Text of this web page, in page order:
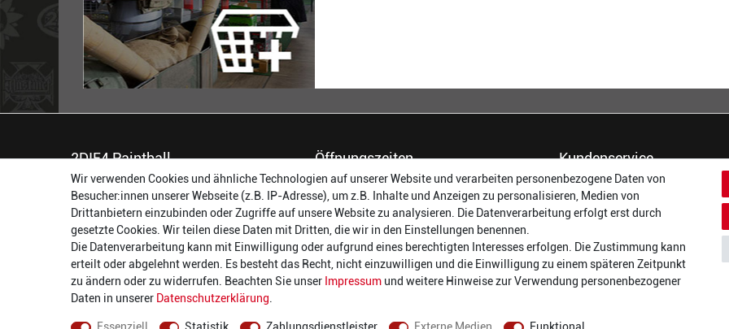
2DIE4 Paintball
56457 Westerburg
Reinhold-Ferger-Straße 26
order@2die4-sports.com
0 26 63/ 9 68 69 37
Öffnungszeiten
Montag:
14:00 - 17:00 Uhr
Dienstag:
14:00 - 17:00 Uhr
Mittwoch:
14:00 - 17:00 Uhr
Donnerstag:
14:00 - 17:00 Uhr
Freitag:
14:00 - 19:00 Uhr
Samstag:
10:00 - 17:00 Uhr
Kundenservice
Dein Konto
Häufigste Fragen (FAQ)
Größentabellen
Kundenmeinungen
Batterieverordnung
Versand und Zahlarten
Wir verwenden Cookies und ähnliche Technologien auf unserer Website und verarbeiten personenbezogene Daten von
Besucher:innen unserer Webseite (z.B. IP-Adresse), um z.B. Inhalte und Anzeigen zu personalisieren, Medien von
Drittanbietern einzubinden oder Zugriffe auf unsere Website zu analysieren. Die Datenverarbeitung erfolgt erst durch
gesetzte Cookies. Wir teilen diese Daten mit Dritten, die wir in den Einstellungen benennen.
Die Datenverarbeitung kann mit Einwilligung oder aufgrund eines berechtigten Interesses erfolgen. Die Zustimmung kann
erteilt oder abgelehnt werden. Es besteht das Recht, nicht einzuwilligen und die Einwilligung zu einem späteren Zeitpunkt
zu ändern oder zu widerrufen. Beachten Sie unser Impressum und weitere Hinweise zur Verwendung personenbezogener
Daten in unserer Daten­schutz­erklärung